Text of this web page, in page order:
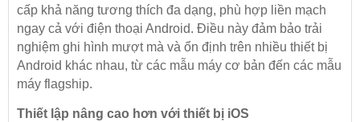
cấp khả năng tương thích đa dạng, phù hợp liền mạch
ngay cả với điện thoại Android. Điều này đảm bảo trải
nghiệm ghi hình mượt mà và ổn định trên nhiều thiết bị
Android khác nhau, từ các mẫu máy cơ bản đến các mẫu
máy flagship.
Thiết lập nâng cao hơn với thiết bị iOS